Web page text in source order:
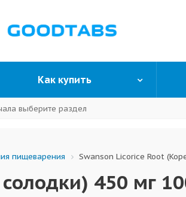
Как купить
пищеварения Swanson Licorice Root
450 мг